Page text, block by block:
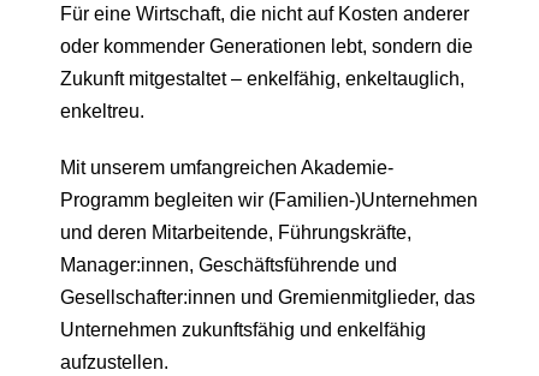
Für eine Wirtschaft, die nicht auf Kosten anderer
oder kommender Generationen lebt, sondern die
Zukunft mitgestaltet – enkelfähig, enkeltauglich,
enkeltreu.
Mit unserem umfangreichen Akademie-
Programm begleiten wir (Familien-)Unternehmen
und deren Mitarbeitende, Führungskräfte,
Manager:innen, Geschäftsführende und
Gesellschafter:innen und Gremienmitglieder, das
Unternehmen zukunftsfähig und enkelfähig
aufzustellen.